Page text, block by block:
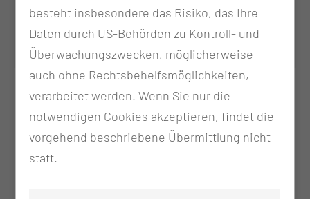
Dr. med. Maria Kipele
Fachärztin Neurochirurgie
besteht insbesondere das Risiko, das Ihre
Daten durch US-Behörden zu Kontroll- und
Überwachungszwecken, möglicherweise
auch ohne Rechtsbehelfsmöglichkeiten,
verarbeitet werden. Wenn Sie nur die
notwendigen Cookies akzeptieren, findet die
vorgehend beschriebene Übermittlung nicht
statt.